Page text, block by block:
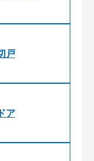
戸
ア